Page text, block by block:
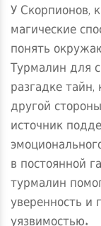
У Скорпионов,
магические
понять
Турмалин для
разгадке
другой
источник
в постоянной
турмалин
уверенность и